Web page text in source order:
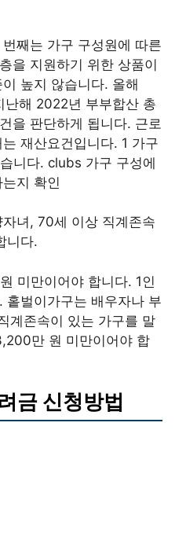
째는 가구 구성원에 따른
을 지원하기 위한 상품이
높지 않습니다. 올해
해 2022년 부부합산 총
을 판단하게 됩니다. 근로
재산요건입니다. 1 가구
니다. clubs 가구 구성에
지 확인
녀, 70세 이상 직계존속
니다.
미만이어야 합니다. 1인
홑벌이가구는 배우자나 부
계존속이 있는 가구를 말
만 원 미만이어야 합
금 신청방법